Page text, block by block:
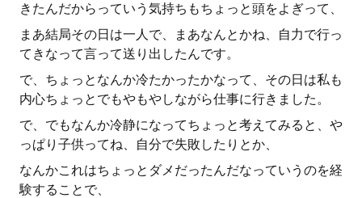
きたんだからっていう気持ちもちょっと頭をよぎって、
まあ結局その日は一人で、まあなんとかね、自力で行っ
てきなって言って送り出したんです。
で、ちょっとなんか冷たかったかなって、その日は私も
内心ちょっとでもやもやしながら仕事に行きました。
で、でもなんか冷静になってちょっと考えてみると、や
っぱり子供ってね、自分で失敗したりとか、
なんかこれはちょっとダメだったんだなっていうのを経
験することで、